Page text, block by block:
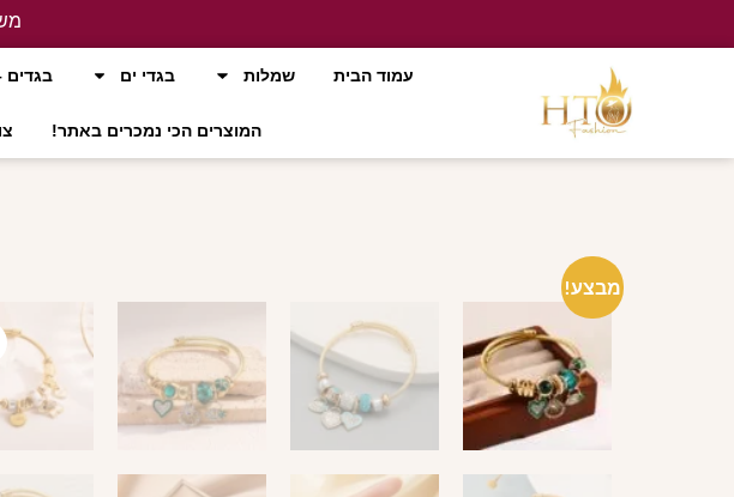
עמוד הבית
שמלות בגדי ים בגדים
המוצרים הכי נמכרים באתר!
מבצע!